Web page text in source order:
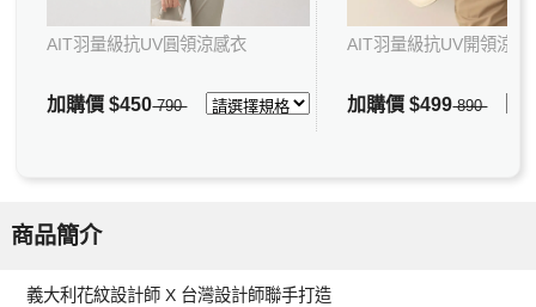
AIT羽量級抗UV圓領涼感衣
加購價$450790
AIT羽量級抗UV開領涼感
加購價$499890
商品簡介
義大利花紋設計師 X 台灣設計師聯手打造